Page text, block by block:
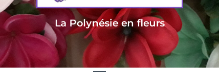
La Polynésie en fleurs